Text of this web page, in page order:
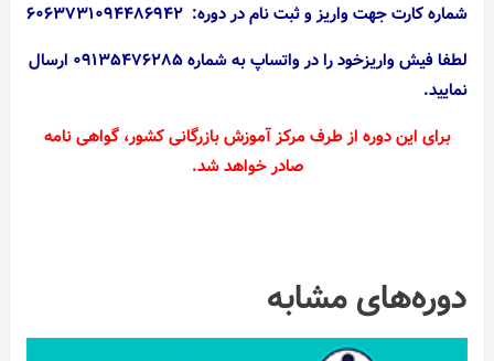
شماره کارت جهت واریز و ثبت نام در دوره: ۶۰۶۳۷۳۱۰۹۴۴۸۶۹۴۲
لطفا فیش واریزخود را در واتساپ به شماره ۰۹۱۳۵۴۷۶۲۸۵ ارسال
نمایید.
برای این دوره از طرف مرکز آموزش بازرگانی کشور،‌ گواهی نامه
صادر خواهد شد.
دوره‌های مشابه